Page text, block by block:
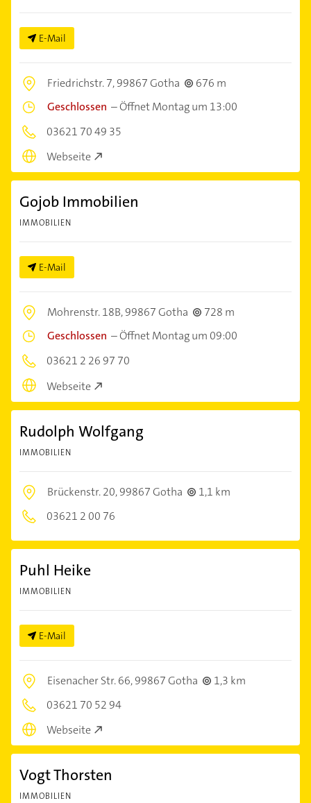
E-Mail
Friedrichstr. 7,99867 Gotha
676 m
Geschlossen –Öffnet Montag um 13:00
03621 70 49 35
Webseite
Gojob Immobilien
IMMOBILIEN
E-Mail
Mohrenstr. 18B,99867 Gotha
728 m
Geschlossen –Öffnet Montag um 09:00
03621 2 26 97 70
Webseite
Rudolph Wolfgang
IMMOBILIEN
Brückenstr. 20,99867 Gotha
1,1 km
03621 2 00 76
Puhl Heike
IMMOBILIEN
E-Mail
Eisenacher Str. 66,99867 Gotha
1,3 km
03621 70 52 94
Webseite
Vogt Thorsten
IMMOBILIEN